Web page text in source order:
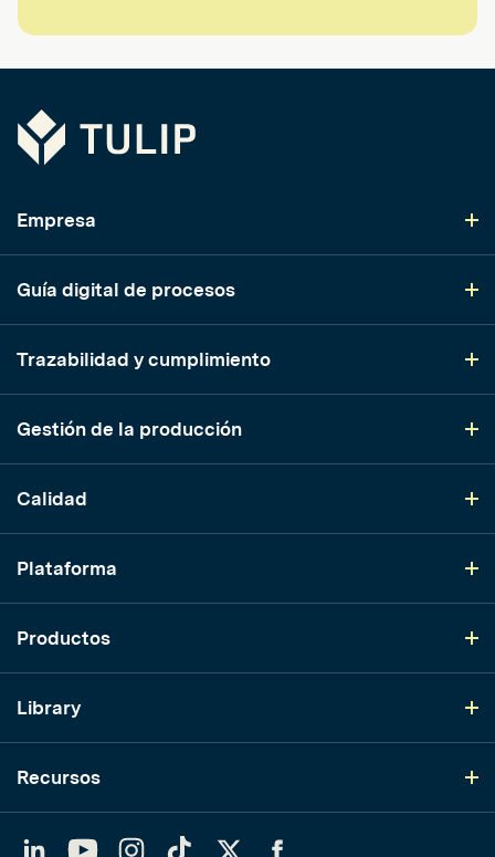
Tulip
Empresa
Guía digital de procesos
Trazabilidad y cumplimiento
Gestión de la producción
Calidad
Plataforma
Productos
Library
Recursos
YouTubeInstagram
TikTok